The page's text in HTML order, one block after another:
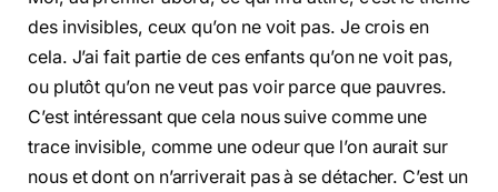
des invisibles, ceux qu’on ne voit pas. Je crois en
cela. J’ai fait partie de ces enfants qu’on ne voit pas,
ou plutôt qu’on ne veut pas voir parce que pauvres.
C’est intéressant que cela nous suive comme une
trace invisible, comme une odeur que l’on aurait sur
nous et dont on n’arriverait pas à se détacher. C’est un